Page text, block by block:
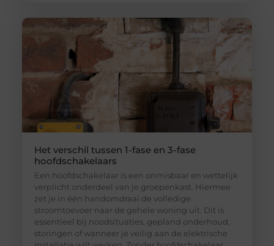
Het verschil tussen 1-fase en 3-fase
hoofdschakelaars
Een hoofdschakelaar is een onmisbaar en wettelijk
verplicht onderdeel van je groepenkast. Hiermee
zet je in één handomdraai de volledige
stroomtoevoer naar de gehele woning uit. Dit is
essentieel bij noodsituaties, gepland onderhoud,
storingen of wanneer je veilig aan de elektrische